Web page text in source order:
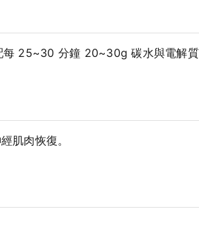
每 25~30 分鐘 20~30g 碳水與電解
肌肉恢復。